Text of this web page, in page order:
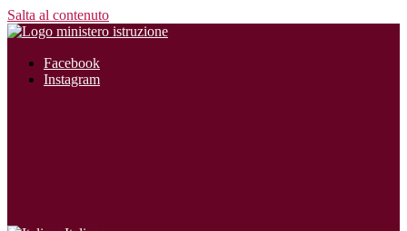
Salta al contenuto
Facebook
Instagram